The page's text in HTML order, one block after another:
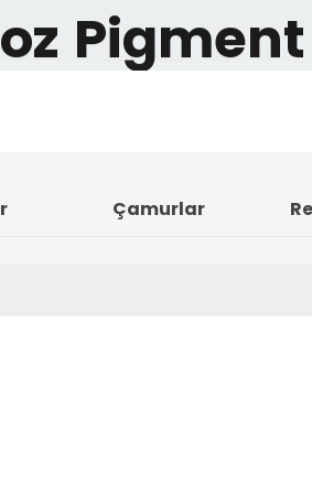
oz
Çamurlar